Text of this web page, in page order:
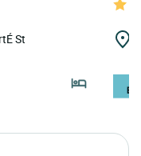
St